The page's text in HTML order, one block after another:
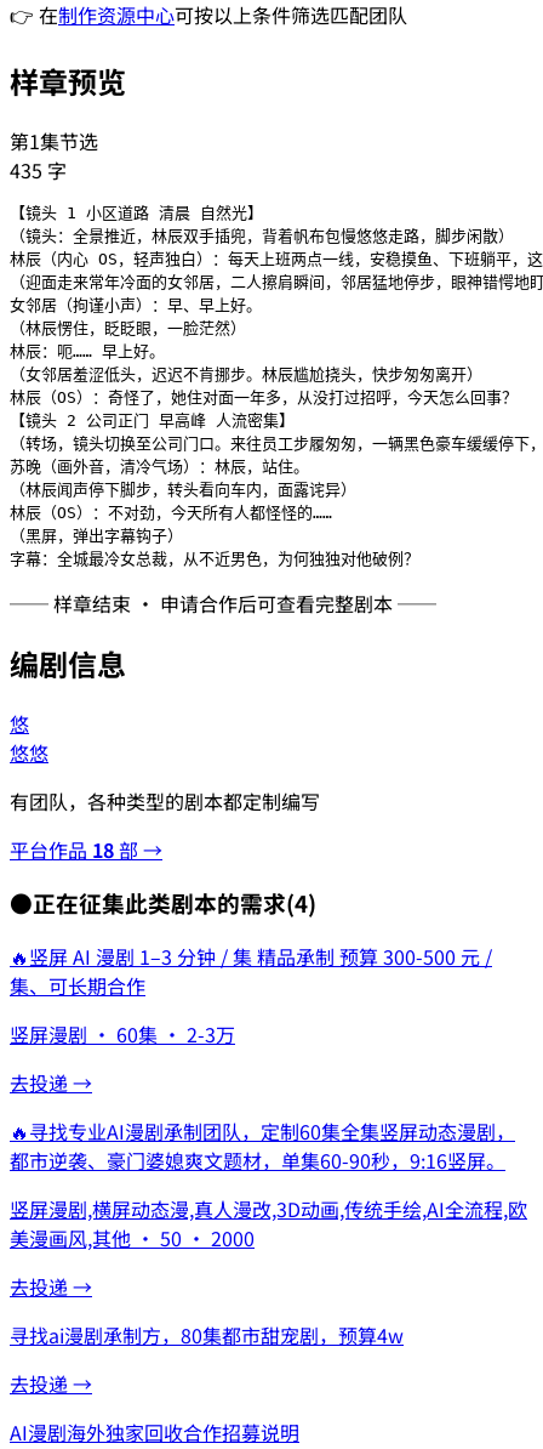
👉 在制作资源中心可按以上条件筛选匹配团队
样章预览
第1集节选
435 字
【镜头 1 小区道路 清晨 自然光】
（镜头：全景推近，林辰双手插兜，背着帆布包慢悠悠走路，脚步闲散）
林辰（内心 OS，轻声独白）：每天上班两点一线，安稳摸鱼、下班躺平，
（迎面走来常年冷面的女邻居，二人擦肩瞬间，邻居猛地停步，眼神错愕地
女邻居（拘谨小声）：早、早上好。
（林辰愣住，眨眨眼，一脸茫然）
林辰：呃…… 早上好。
（女邻居羞涩低头，迟迟不肯挪步。林辰尴尬挠头，快步匆匆离开）
林辰（OS）：奇怪了，她住对面一年多，从没打过招呼，今天怎么回事？
【镜头 2 公司正门 早高峰 人流密集】
（转场，镜头切换至公司门口。来往员工步履匆匆，一辆黑色豪车缓缓停下
苏晚（画外音，清冷气场）：林辰，站住。
（林辰闻声停下脚步，转头看向车内，面露诧异）
林辰（OS）：不对劲，今天所有人都怪怪的……
（黑屏，弹出字幕钩子）
── 样章结束 · 申请合作后可查看完整剧本 ──
编剧信息
悠
悠悠
有团队，各种类型的剧本都定制编写
平台作品 18部 →
●正在征集此类剧本的需求(4)
🔥竖屏 AI 漫剧 1–3 分钟 / 集 精品承制 预算 300-500 元 /
集、可长期合作
竖屏漫剧 · 60集 · 2-3万
去投递 →
🔥寻找专业AI漫剧承制团队，定制60集全集竖屏动态漫剧，
都市逆袭、豪门婆媳爽文题材，单集60-90秒，9:16竖屏。
竖屏漫剧,横屏动态漫,真人漫改,3D动画,传统手绘,AI全流程,欧
美漫画风,其他 · 50 · 2000
去投递 →
寻找ai漫剧承制方，80集都市甜宠剧，预算4w
去投递 →
AI漫剧海外独家回收合作招募说明